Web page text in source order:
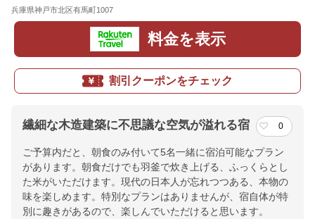
兵庫県神戸市北区有馬町1007
料金を表示
割引クーポンをチェック
繊細な木造建築に不思議な空気が溢れる宿 0
ご予算内だと、朝食のみ付いて5名一緒に宿泊可能なプラン
があります。朝食だけでも羽釜で炊き上げる、ふっくらとし
た米がいただけます。現代の日本人が忘れつつある、本物の
味を楽しめます。特別なプランはありませんが、宿自体が特
別に趣きがあるので、楽しんでいただけると思います。